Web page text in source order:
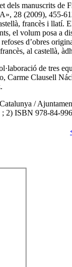
dels manuscrits
28 (2009), 455-
francès i llatí.
el volum posa a
d’obres
al castellà,
de tres
Carme Clausell
/
; 2) ISBN 978-84-